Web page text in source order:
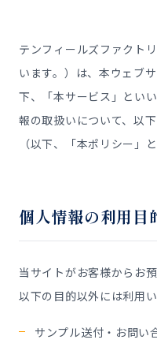
テンフィールズファクト
います。）は、本ウェブ
下、「本サービス」とい
報の取扱いについて、以
（以下、「本ポリシー」
個人情報の利用目
当サイトがお客様からお
以下の目的以外には利用い
サンプル送付・お問い